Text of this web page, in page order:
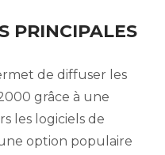
PRINCIPALES
de diffuser les
grâce à une
les logiciels de
option populaire